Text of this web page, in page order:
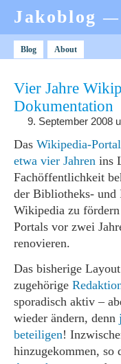
Jakoblog—
Blog About
Vier Jahre
Dokumentation
9. September 2008
Das Wikipedia-
etwa vier Jahren ins
Fachöffentlichkeit
der Bibliotheks- und
Wikipedia zu
Portals vor zwei
renovieren.
Das bisherige
zugehörige
sporadisch aktiv –
wieder ändern, denn
beteiligen!
hinzugekommen, so